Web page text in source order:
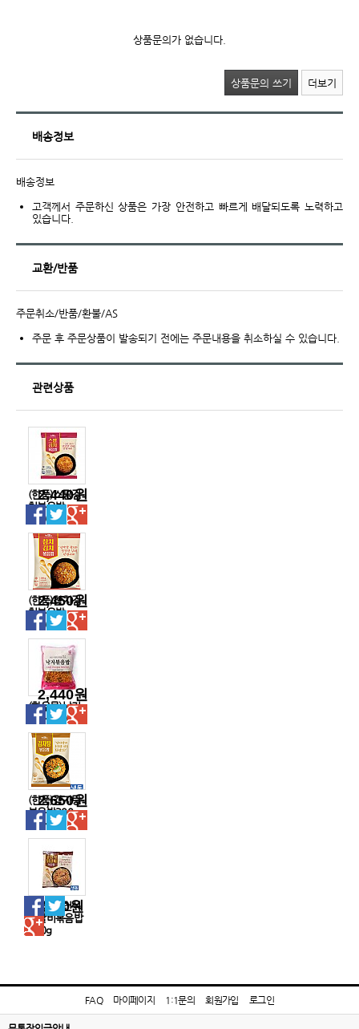
상품문의가 없습니다.
상품문의 쓰기 더보기
배송정보
배송정보
고객께서 주문하신 상품은 가장 안전하고 빠르게 배달되도록 노력하고
있습니다.
교환/반품
주문취소/반품/환불/AS
주문 후 주문상품이 발송되기 전에는 주문내용을 취소하실 수 있습니다.
관련상품
(한품)스팜김
치볶음밥
300g
2,440원
(한품)참치김
치볶음밥
300g
2,450원
(한우물)낙지
볶음밥300g
2,440원
(한품)감자탕
볶음밥300g-
행사
2,650원
(한품)춘천식
닭갈비볶음밥
300g
2,320원
FAQ 마이페이지 1:1문의 회원가입 로그인